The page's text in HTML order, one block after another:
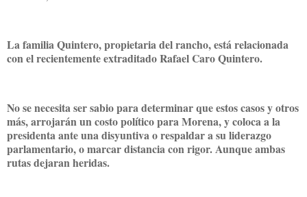
La familia Quintero, propietaria del rancho, está relacionada
con el recientemente extraditado Rafael Caro Quintero.
No se necesita ser sabio para determinar que estos casos y otros
más, arrojarán un costo político para Morena, y coloca a la
presidenta ante una disyuntiva o respaldar a su liderazgo
parlamentario, o marcar distancia con rigor. Aunque ambas
rutas dejaran heridas.